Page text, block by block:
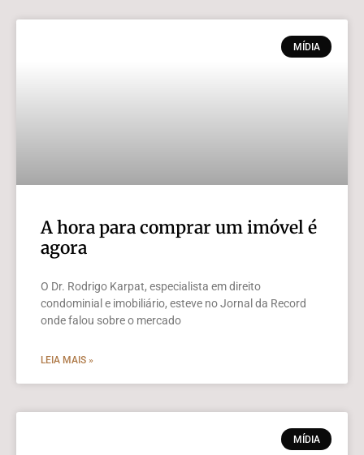
MÍDIA
A hora para comprar um imóvel é
agora
O Dr. Rodrigo Karpat, especialista em direito
condominial e imobiliário, esteve no Jornal da Record
onde falou sobre o mercado
LEIA MAIS »
MÍDIA